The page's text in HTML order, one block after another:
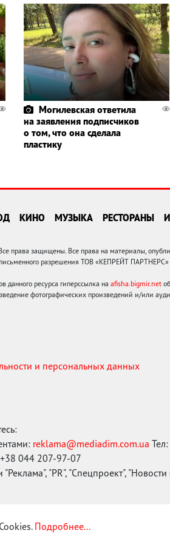
Могилевская ответила
на заявления подписчиков
о том, что она сделала
пластику
КИНО МУЗЫКА РЕСТОРАНЫ
защищены. Все права на материалы,
разрешения ТОВ «КЕПРЕЙТ ПАРТНЕРС»
ресурса гиперссылка на afisha.bigmir.net
фотографических произведений и/или
и персональных данных
reklama@mediadim.com.ua
044 207-97-07
"PR", "Спецпроект",
Подробнее...